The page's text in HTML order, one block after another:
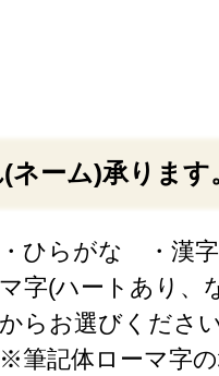
ネーム)承ります
・ひらがな ・漢
マ字(ハートあり、
からお選びくださ
※筆記体ローマ字